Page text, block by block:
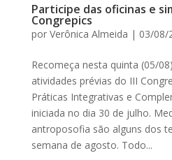
Participe das oficinas e
Congrepics
por Verônica Almeida | 03/08/
Recomeça nesta quinta (05/
atividades prévias do III
Práticas Integrativas e
iniciada no dia 30 de julho.
antroposofia são alguns dos
semana de agosto. Todo...